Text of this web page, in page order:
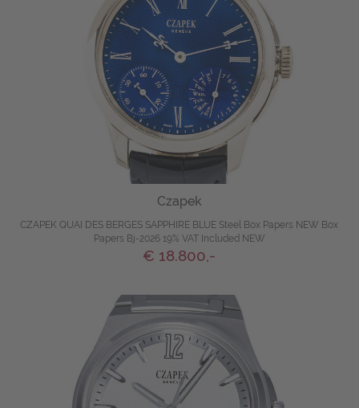
Czapek
CZAPEK QUAI DES BERGES SAPPHIRE BLUE Steel Box Papers NEW Box
Papers Bj-2026 19% VAT Included NEW
€ 18.800,-